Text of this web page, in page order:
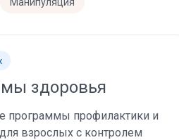
здоровья
программы профилактики и
взрослых с контролем